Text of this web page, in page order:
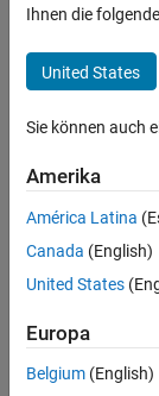
Ihnen die
United States
Sie können auch
Amerika
América Latina
Canada (English)
United States
Europa
Belgium (English)
Trust Center